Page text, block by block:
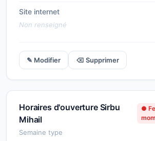
Site internet
Non renseigné
✎ Modifier ⌫ Supprimer
Horaires d'ouverture Sirbu
Mihail
●
Semaine type